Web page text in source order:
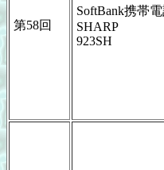
第58回
SoftBank携帯
SHARP
923SH